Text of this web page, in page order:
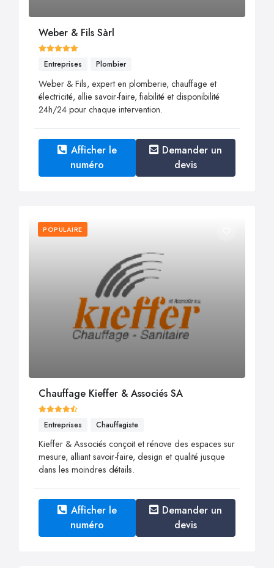
Weber & Fils Sàrl
Entreprises Plombier
Weber & Fils, expert en plomberie, chauffage et
électricité, allie savoir-faire, fiabilité et disponibilité
24h/24 pour chaque intervention.
Afficher le
numéro
Demander un
devis
POPULAIRE
Chauffage Kieffer & Associés SA
Entreprises Chauffagiste
Kieffer & Associés conçoit et rénove des espaces sur
mesure, alliant savoir-faire, design et qualité jusque
dans les moindres détails.
Afficher le
numéro
Demander un
devis